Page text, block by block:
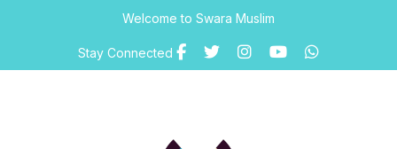
Welcome to Swara Muslim
Stay Connected